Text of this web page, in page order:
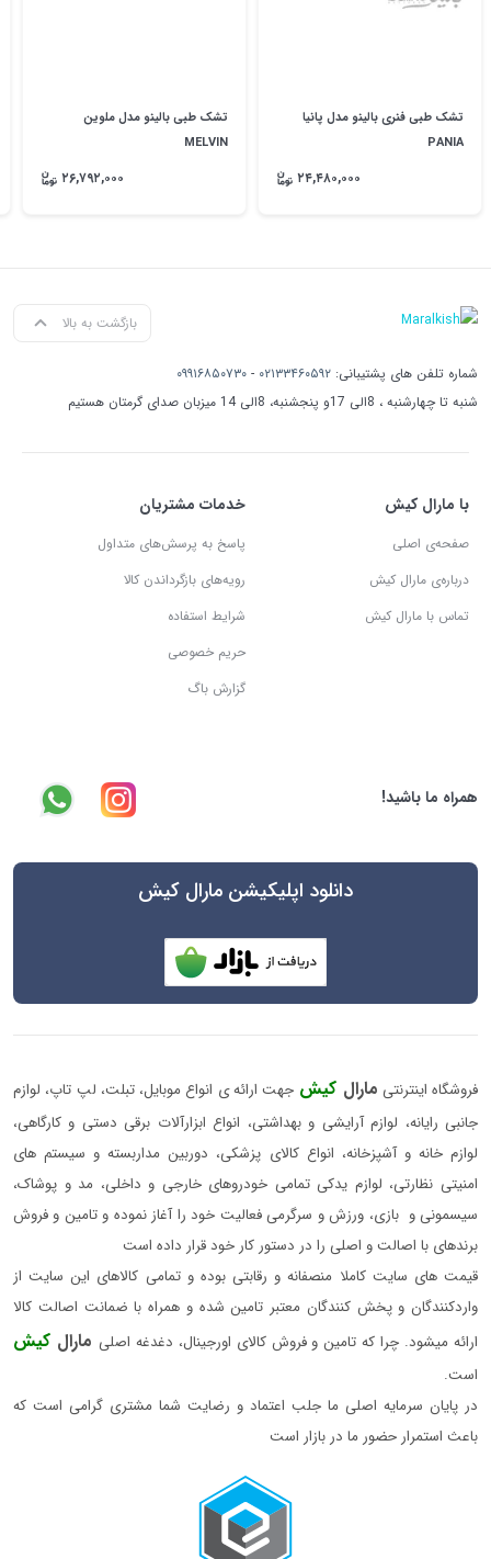
تشک طبی فنری بالینو مدل پانیا
PANIA
۲۴,۴۸۰,۰۰۰
تشک طبی بالینو مدل ملوین
MELVIN
۲۶,۷۹۲,۰۰۰
بازگشت به بالا
شماره تلفن های پشتیبانی: ۰۲۱۳۳۴۶۰۵۹۲ - ۰۹۹۱۶۸۵۰۷۳۰
شنبه تا چهارشنبه ، 8الی 17و پنجشنبه، 8الی 14 میزبان صدای گرمتان هستیم
با مارال کیش
صفحه‌ی اصلی
درباره‌ی مارال کیش
تماس با مارال کیش
خدمات مشتریان
پاسخ به پرسش‌های متداول
رویه‌های بازگرداندن کالا
شرایط استفاده
حریم خصوصی
گزارش باگ
همراه ما باشید!
دانلود اپلیکیشن مارال کیش
فروشگاه اینترنتی مارال کیش جهت ارائه ی انواع موبایل، تبلت، لپ تاپ، لوازم
جانبی رایانه، لوازم آرایشی و بهداشتی، انواع ابزارآلات برقی دستی و کارگاهی،
لوازم خانه و آشپزخانه، انواع کالای پزشکی، دوربین مداربسته و سیستم های
امنیتی نظارتی، لوازم یدکی تمامی خودروهای خارجی و داخلی، مد و پوشاک،
سیسمونی و بازی، ورزش و سرگرمی فعالیت خود را آغاز نموده و تامین و فروش
برندهای با اصالت و اصلی را در دستور کار خود قرار داده است
قیمت های سایت کاملا منصفانه و رقابتی بوده و تمامی کالاهای این سایت از
واردکنندگان و پخش کنندگان معتبر تامین شده و همراه با ضمانت اصالت کالا
ارائه میشود. چرا که تامین و فروش کالای اورجینال، دغدغه اصلی مارال کیش
است.
در پایان سرمایه اصلی ما جلب اعتماد و رضایت شما مشتری گرامی است که
باعث استمرار حضور ما در بازار است